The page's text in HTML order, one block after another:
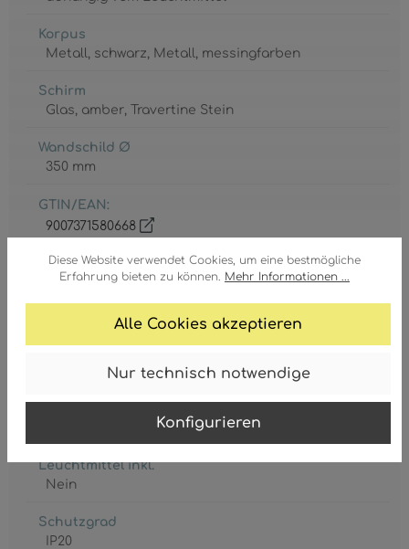
Diese Website verwendet Cookies, um eine bestmögliche
Erfahrung bieten zu können. Mehr Informationen ...
Alle Cookies akzeptieren
Nur technisch notwendige
Konfigurieren
Korpus
Metall , schwarz, Metall , messingfarben
Schirm
Glas, amber, Travertine Stein
Wandschild Ø
350 mm
GTIN/EAN:
9007371580668
Leuchtmittel inkl.
Nein
Schutzgrad
IP20